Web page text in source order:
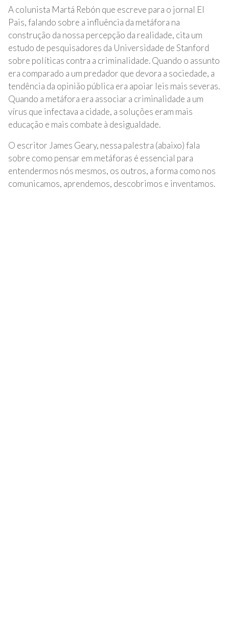
A colunista Martá Rebón que escreve para o jornal El
Pais, falando sobre a influência da metáfora na
construção da nossa percepção da realidade, cita um
estudo de pesquisadores da Universidade de Stanford
sobre políticas contra a criminalidade. Quando o assunto
era comparado a um predador que devora a sociedade, a
tendência da opinião pública era apoiar leis mais severas.
Quando a metáfora era associar a criminalidade a um
vírus que infectava a cidade, a soluções eram mais
educação e mais combate à desigualdade.
O escritor James Geary, nessa palestra (abaixo) fala
sobre como pensar em metáforas é essencial para
entendermos nós mesmos, os outros, a forma como nos
comunicamos, aprendemos, descobrimos e inventamos.